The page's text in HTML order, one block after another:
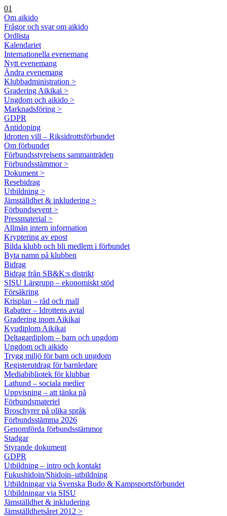
01
Om aikido
Frågor och svar om aikido
Ordlista
Kalendariet
Internationella evenemang
Nytt evenemang
Ändra evenemang
Klubbadministration >
Gradering Aikikai >
Ungdom och aikido >
Marknadsföring >
GDPR
Antidoping
Idrotten vill – Riksidrottsförbundet
Om förbundet
Förbundsstyrelsens sammanträden
Förbundsstämmor >
Dokument >
Resebidrag
Utbildning >
Jämställdhet & inkludering >
Förbundsevent >
Pressmaterial >
Allmän intern information
Kryptering av epost
Bilda klubb och bli medlem i förbundet
Byta namn på klubben
Bidrag
Bidrag från SB&K:s distrikt
SISU Lärgrupp – ekonomiskt stöd
Försäkring
Krisplan – råd och mall
Rabatter – Idrottens avtal
Gradering inom Aikikai
Kyudiplom Aikikai
Deltagardiplom – barn och ungdom
Ungdom och aikido
Trygg miljö för barn och ungdom
Registerutdrag för barnledare
Mediabibliotek för klubbar
Lathund – sociala medier
Uppvisning – att tänka på
Förbundsmateriel
Broschyrer på olika språk
Förbundsstämma 2026
Genomförda förbundsstämmor
Stadgar
Styrande dokument
GDPR
Utbildning – intro och kontakt
Fukushidoin/Shidoin–utbildning
Utbildningar via Svenska Budo & Kampsportsförbundet
Utbildningar via SISU
Jämställdhet & inkludering
Jämställdhetsåret 2012 >